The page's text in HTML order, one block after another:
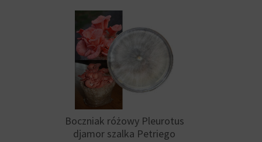
Boczniak różowy Pleurotus
djamor szalka Petriego